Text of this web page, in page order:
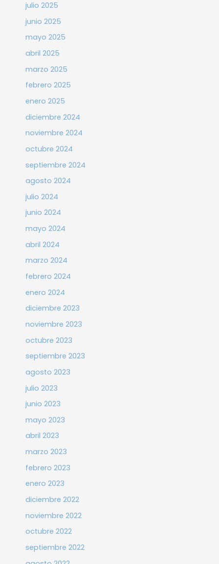
julio 2025
junio 2025
mayo 2025
abril 2025
marzo 2025
febrero 2025
enero 2025
diciembre 2024
noviembre 2024
octubre 2024
septiembre 2024
agosto 2024
julio 2024
junio 2024
mayo 2024
abril 2024
marzo 2024
febrero 2024
enero 2024
diciembre 2023
noviembre 2023
octubre 2023
septiembre 2023
agosto 2023
julio 2023
junio 2023
mayo 2023
abril 2023
marzo 2023
febrero 2023
enero 2023
diciembre 2022
noviembre 2022
octubre 2022
septiembre 2022